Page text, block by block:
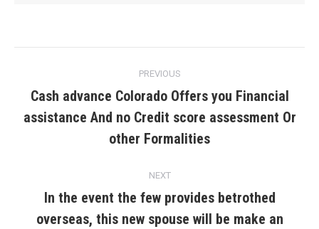
navigation
PREVIOUS
Previous
post:
Cash advance Colorado Offers you Financial
assistance And no Credit score assessment Or
other Formalities
NEXT
Next
In the event the few provides betrothed
overseas, this new spouse will be make an